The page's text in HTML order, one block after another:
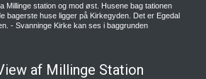
Millinge station og mod øst. Husene bag tationen
bagerste huse ligger på Kirkegyden. Det er Egedal
- Svanninge Kirke kan ses i baggrunden
af Millinge Station